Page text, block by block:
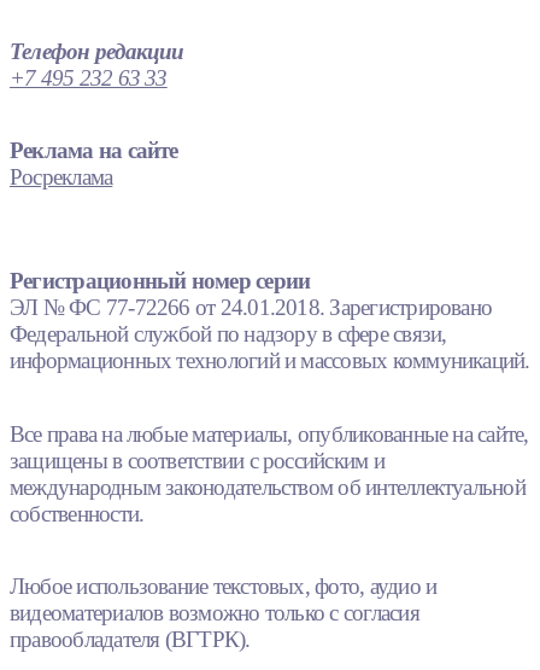
Телефон редакции
+7 495 232 63 33
Реклама на сайте
Росреклама
Регистрационный номер серии
ЭЛ № ФС 77-72266 от 24.01.2018. Зарегистрировано
Федеральной службой по надзору в сфере связи,
информационных технологий и массовых коммуникаций.
Все права на любые материалы, опубликованные на сайте,
защищены в соответствии с российским и
международным законодательством об интеллектуальной
собственности.
Любое использование текстовых, фото, аудио и
видеоматериалов возможно только с согласия
правообладателя (ВГТРК).